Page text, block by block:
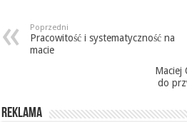
Poprzedni
Pracowitość i systematyczność na
macie
Maciej
do
REKLAMA